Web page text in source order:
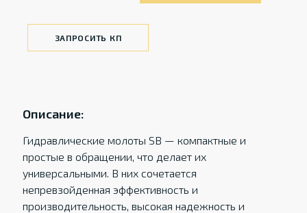
ЗАПРОСИТЬ КП
Описание:
Гидравлические молоты SB — компактные и
простые в обращении, что делает их
универсальными. В них сочетается
непревзойденная эффективность и
производительность, высокая надежность и